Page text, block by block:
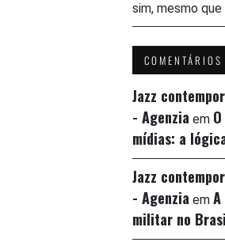
sim, mesmo
COMENTÁRIOS
Jazz
- Agenzia em
mídias: a
Jazz
- Agenzia em
militar no